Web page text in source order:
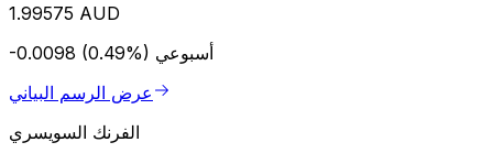
1.99575 AUD
-0.0098 (0.49%) أسبوعي
عرض الرسم البياني
الفرنك السويسري